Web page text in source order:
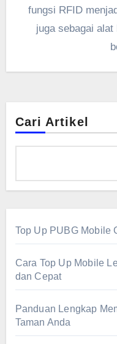
fungsi RFID
juga sebagai
Cari Artikel
Top Up PUBG Mobile
Cara Top Up Mobile
dan Cepat
Panduan Lengkap
Taman Anda